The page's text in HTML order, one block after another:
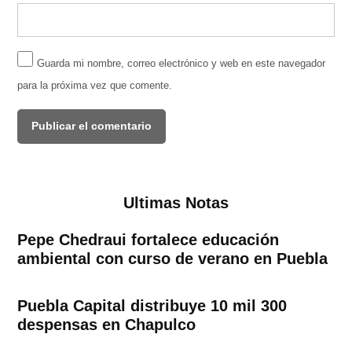
Guarda mi nombre, correo electrónico y web en este navegador
para la próxima vez que comente.
Ultimas Notas
Pepe Chedraui fortalece educación
ambiental con curso de verano en Puebla
Puebla Capital distribuye 10 mil 300
despensas en Chapulco